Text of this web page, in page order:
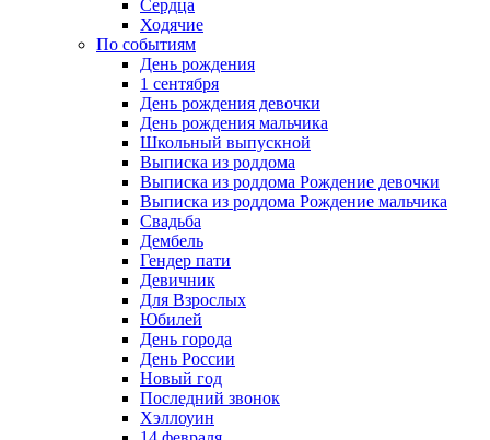
Сердца
Ходячие
По событиям
День рождения
1 сентября
День рождения девочки
День рождения мальчика
Школьный выпускной
Выписка из роддома
Выписка из роддома Рождение девочки
Выписка из роддома Рождение мальчика
Свадьба
Дембель
Гендер пати
Девичник
Для Взрослых
Юбилей
День города
День России
Новый год
Последний звонок
Хэллоуин